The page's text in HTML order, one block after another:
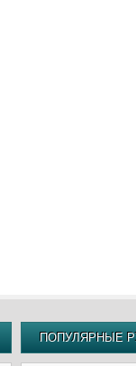
ПОПУЛЯРНЫЕ